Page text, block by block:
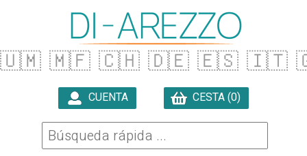
🇺🇲 🇲🇫 🇨🇭 🇩🇪 🇪🇸 🇮🇹
CUENTA CESTA (0)